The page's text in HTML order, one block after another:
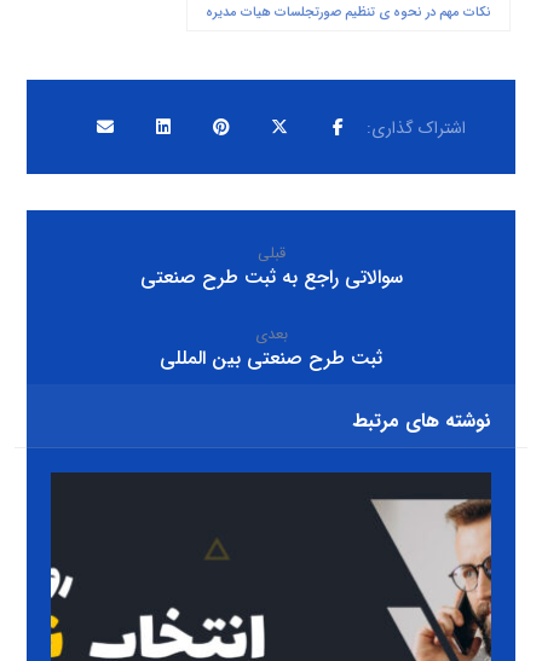
نکات مهم در نحوه ی تنظیم صورتجلسات هیات مدیره
قبلی
سوالاتی راجع به ثبت طرح صنعتی
بعدی
ثبت طرح صنعتی بین المللی
نوشته های مرتبط